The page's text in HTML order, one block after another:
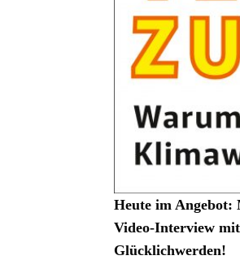
Heute im Angebot:
Video-Interview
Glücklichwerden!